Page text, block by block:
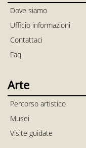
Dove siamo
Ufficio informazioni
Contattaci
Faq
Arte
Percorso artistico
Musei
Visite guidate